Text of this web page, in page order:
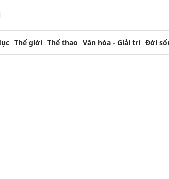
Thế giới Thể thao Văn hóa - Giải trí Đời